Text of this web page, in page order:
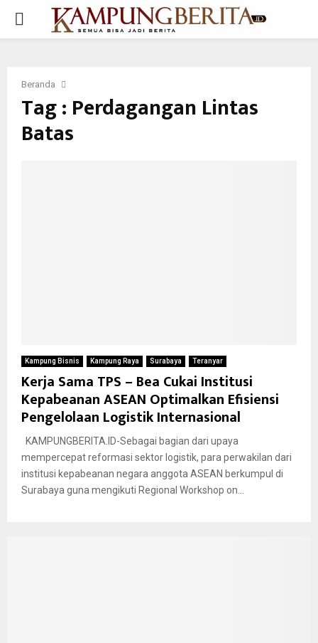
PRIMARY
Beranda
Tag : Perdagangan Lintas
Batas
Kampung Bisnis Kampung Raya Surabaya Teranyar
Kerja Sama TPS – Bea Cukai Institusi
Kepabeanan ASEAN Optimalkan Efisiensi
Pengelolaan Logistik Internasional
KAMPUNGBERITA.ID-Sebagai bagian dari upaya
mempercepat reformasi sektor logistik, para perwakilan dari
institusi kepabeanan negara anggota ASEAN berkumpul di
Surabaya guna mengikuti Regional Workshop on...